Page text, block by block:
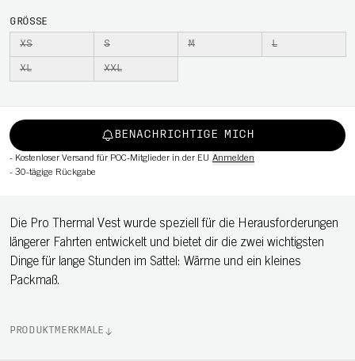
GRÖSSE
XS S M L
XL XXL
BENACHRICHTIGE MICH
- Kostenloser Versand für POC-Mitglieder in der EU Anmelden
- 30-tägige Rückgabe
Die Pro Thermal Vest wurde speziell für die Herausforderungen
längerer Fahrten entwickelt und bietet dir die zwei wichtigsten
Dinge für lange Stunden im Sattel: Wärme und ein kleines
Packmaß.
PRODUKTMERKMALE